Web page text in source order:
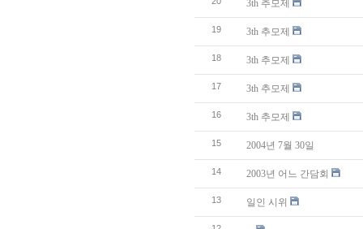
3th 추모제
19 3th 추모제
18 3th 추모제
17 3th 추모제
16 3th 추모제
15 2004년 7월 30일
14 2003년 어느 간담회
13 일인 시위